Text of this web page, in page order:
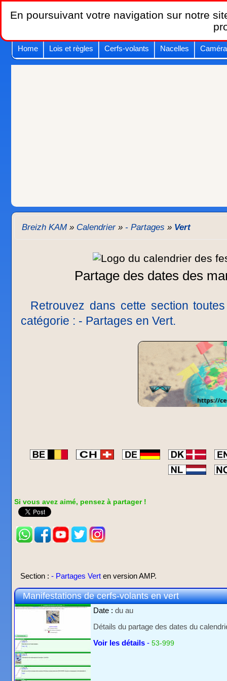
Home Lois et règles Cerfs-volants Nacelles
Breizh KAM » Calendrier» - Partages » Vert
Partage des dates des
Retrouvez dans cette section
catégorie : - Partages en Vert.
Si vous avez aimé, pensez à partager !
Section : - Partages Vert en version AMP.
Manifestations de cerfs-volants en vert
Date : du au
Détails du partage des dates du
Voir les détails - 53-999
En poursuivant votre navigation sur notre